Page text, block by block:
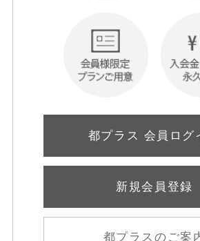
都プラス 会員ログ
新規会員登録
都プラスのご案